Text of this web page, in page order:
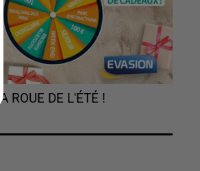
ROUE DE L'ÉTÉ !